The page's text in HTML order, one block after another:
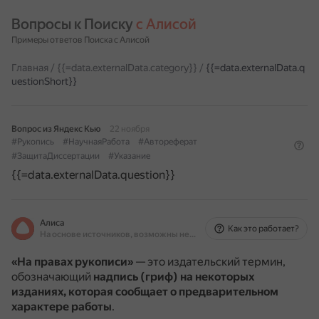
Вопросы к Поиску с Алисой
Примеры ответов Поиска с Алисой
Главная / {{=data.externalData.category}} / {{=data.externalData.q
uestionShort}}
Вопрос из Яндекс Кью
22 ноября
#Рукопись
#НаучнаяРабота
#Автореферат
#ЗащитаДиссертации
#Указание
{{=data.externalData.question}}
Алиса
На основе источников, возможны неточности
Как это работает?
«На правах рукописи» — это издательский термин,
обозначающий надпись (гриф) на некоторых
изданиях, которая сообщает о предварительном
характере работы.